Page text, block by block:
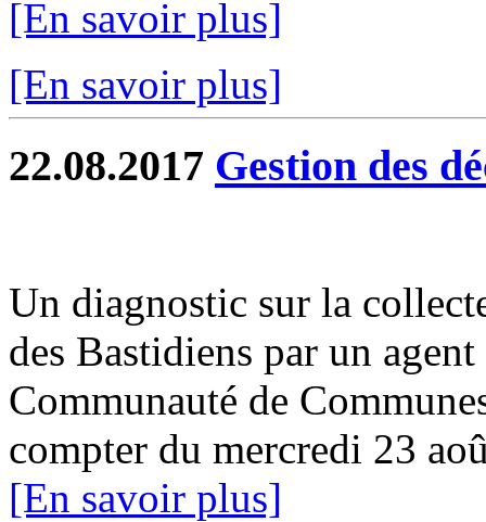
[En savoir plus]
[En savoir plus]
22.08.2017 Gestion des
Un diagnostic sur la
des Bastidiens par un
Communauté de
compter du mercredi 23
[En savoir plus]